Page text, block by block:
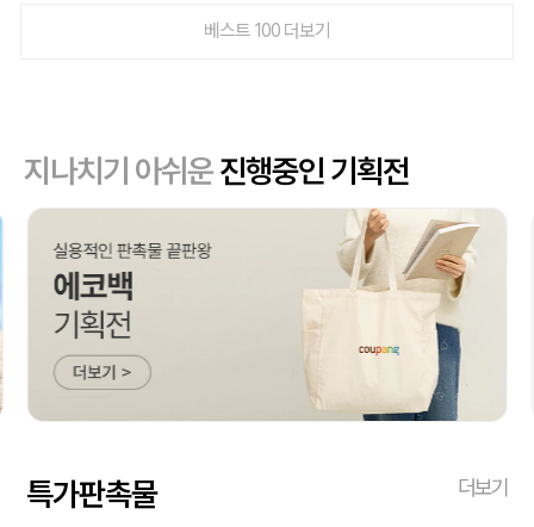
베스트 100 더보기
지나치기 아쉬운진행중인 기획전
특가판촉물 더보기